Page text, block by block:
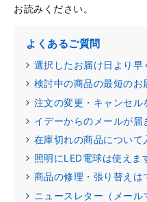
お読みください。
よくあるご質問
選択したお届け日より早
検討中の商品の最短のお
注文の変更・キャンセル
イデーからのメールが届
在庫切れの商品について
照明にLED電球は使えま
商品の修理・張り替えは
ニュースレター（メー